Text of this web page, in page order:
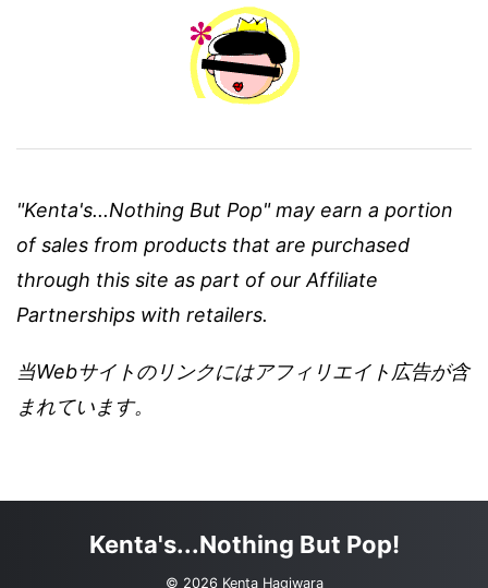
"Kenta's...Nothing But Pop" may earn a portion
of sales from products that are purchased
through this site as part of our Affiliate
Partnerships with retailers.
当Webサイトのリンクにはアフィリエイト広告が含
まれています。
Kenta's...Nothing But Pop!
© 2026 Kenta Hagiwara